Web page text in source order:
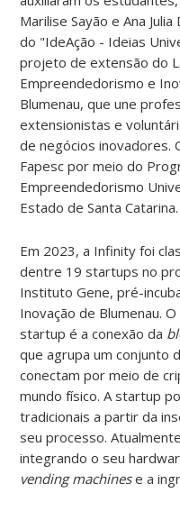
Marilise Sayão e Ana
do "IdeAção - Ideias
projeto de extensão do
Empreendedorismo e
Blumenau, que une
extensionistas e
de negócios inovadores.
Fapesc por meio do
Empreendedorismo
Estado de Santa Catarina.
Em 2023, a Infinity foi
dentre 19 startups no
Instituto Gene, pré-
Inovação de Blumenau.
startup é a conexão da
que agrupa um conjunto
conectam por meio de
mundo físico. A startup
tradicionais a partir da
seu processo.
integrando o seu
vending machinese a